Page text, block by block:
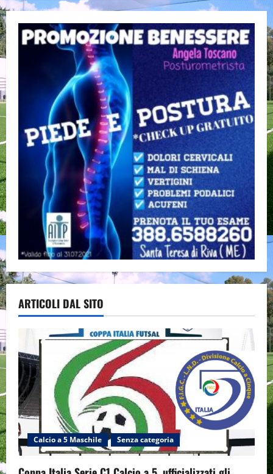
ARTICOLI DAL SITO
Calcio a 5 Maschile Senza categoria